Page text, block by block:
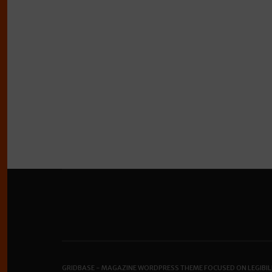
GRIDBASE - MAGAZINE WORDPRESS THEME FOCUSED ON